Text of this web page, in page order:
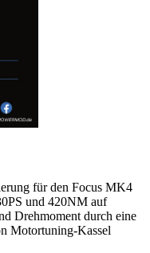
für den Focus MK4
und 420NM auf
Drehmoment durch eine
Motortuning-Kassel